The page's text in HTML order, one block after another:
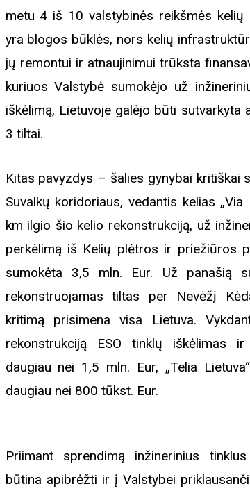
metu 4 iš 10 valstybinės reikšmės
yra blogos būklės, nors kelių
jų remontui ir atnaujinimui trūksta
kuriuos Valstybė sumokėjo už
iškėlimą, Lietuvoje galėjo būti sutvarkyta
3 tiltai.
Kitas pavyzdys – šalies gynybai kritiškai
Suvalkų koridoriaus, vedantis kelias
km ilgio šio kelio rekonstrukciją, už
perkėlimą iš Kelių plėtros ir priežiūros
sumokėta 3,5 mln. Eur. Už panašią
rekonstruojamas tiltas per Nevėžį
kritimą prisimena visa Lietuva.
rekonstrukciją ESO tinklų iškėlimas ir
daugiau nei 1,5 mln. Eur, „Telia
daugiau nei 800 tūkst. Eur.
Priimant sprendimą inžinerinius
būtina apibrėžti ir į Valstybei